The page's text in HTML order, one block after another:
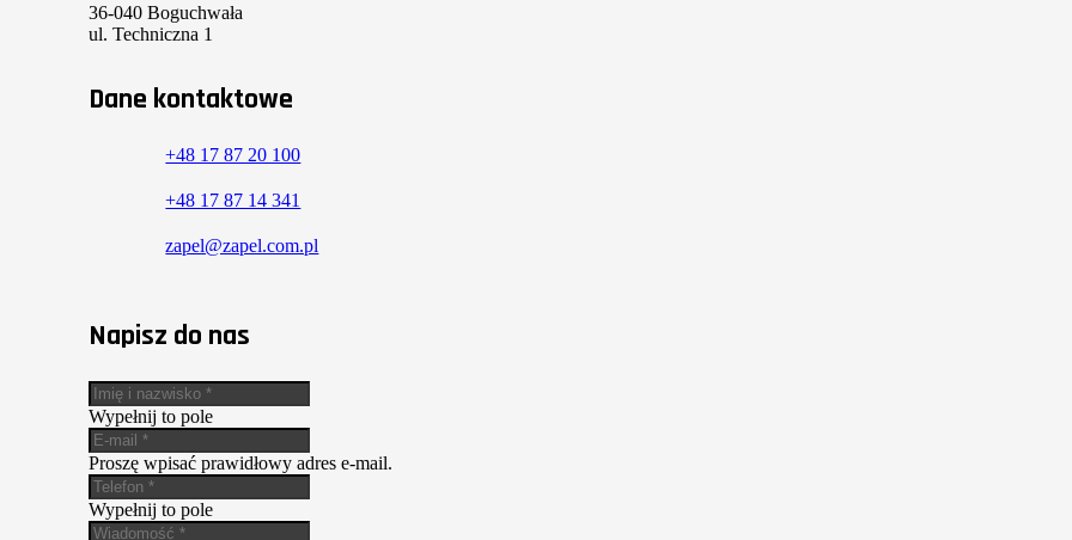
36-040 Boguchwała
ul. Techniczna 1
Dane kontaktowe
+48 17 87 20 100
+48 17 87 14 341
zapel@zapel.com.pl
Napisz do nas
Wypełnij to pole
Proszę wpisać prawidłowy adres e-mail.
Wypełnij to pole